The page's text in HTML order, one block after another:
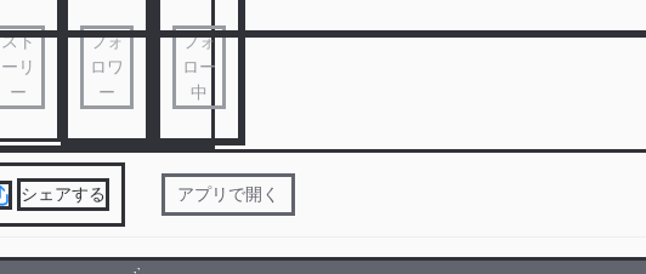
スト
ーリ
ー
フォ
ロワ
ー
フォ
ロー
中
シェアする アプリで開く